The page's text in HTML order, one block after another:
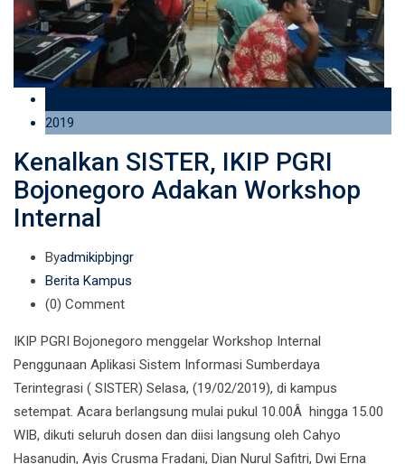
2019
Kenalkan SISTER, IKIP PGRI
Bojonegoro Adakan Workshop
Internal
Byadmikipbjngr
Berita Kampus
(0) Comment
IKIP PGRI Bojonegoro menggelar Workshop Internal
Penggunaan Aplikasi Sistem Informasi Sumberdaya
Terintegrasi ( SISTER) Selasa, (19/02/2019), di kampus
setempat. Acara berlangsung mulai pukul 10.00Â hingga 15.00
WIB, dikuti seluruh dosen dan diisi langsung oleh Cahyo
Hasanudin, Ayis Crusma Fradani, Dian Nurul Safitri, Dwi Erna